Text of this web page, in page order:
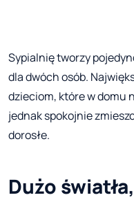
Sypialnię tworzy
dla dwóch osób.
dzieciom, które w domu
jednak spokojnie
dorosłe.
Dużo